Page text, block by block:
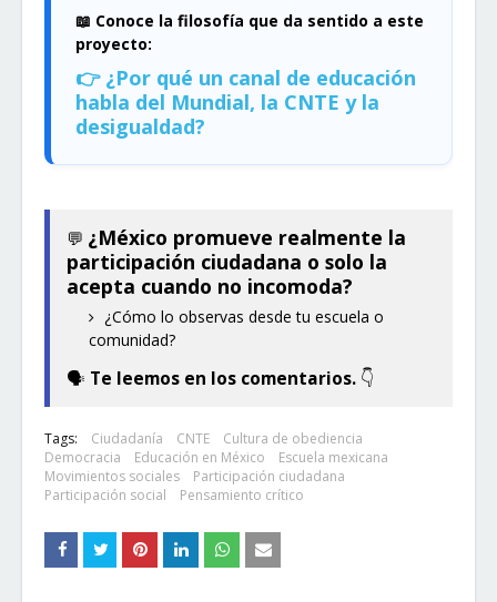
📖 Conoce la filosofía que da sentido a este
proyecto:
👉 ¿Por qué un canal de educación
habla del Mundial, la CNTE y la
desigualdad?
💬 ¿México promueve realmente la
participación ciudadana o solo la
acepta cuando no incomoda?
¿Cómo lo observas desde tu escuela o
comunidad?
🗣️ Te leemos en los comentarios. 👇
Tags: Ciudadanía CNTE
Cultura de obediencia
Democracia
Educación en México
Escuela mexicana
Movimientos sociales
Participación ciudadana
Participación social
Pensamiento crítico